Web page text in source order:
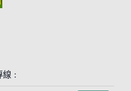
：